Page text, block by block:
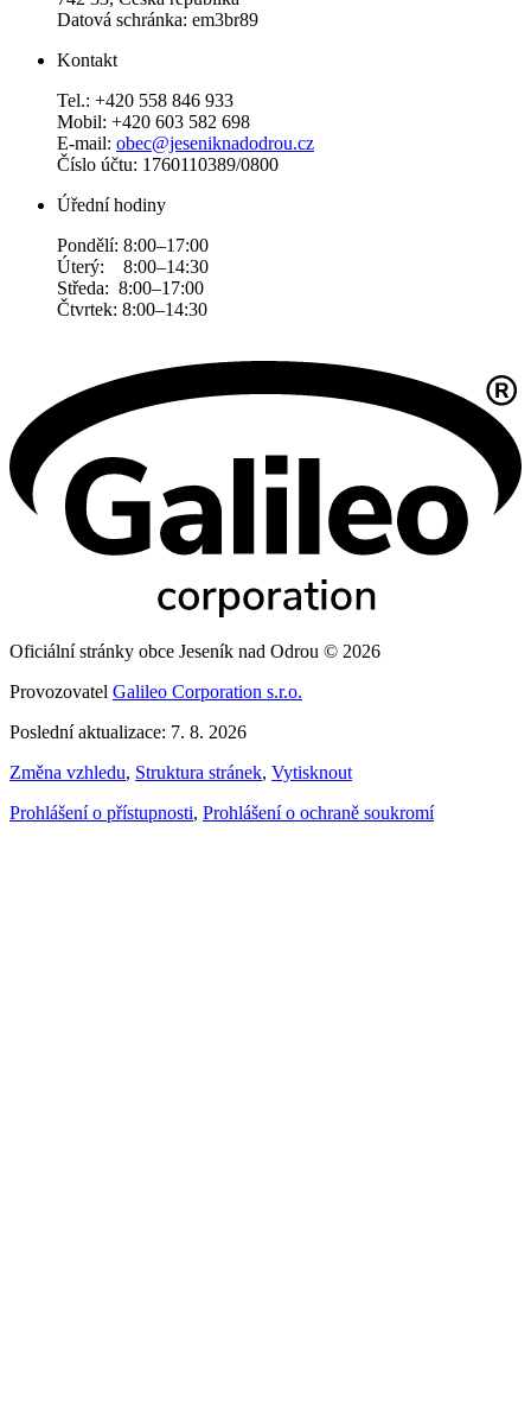
Datová schránka: em3br89
Kontakt
Tel.: +420 558 846 933
Mobil: +420 603 582 698
E-mail: obec@jeseniknadodrou.cz
Číslo účtu: 1760110389/0800
Úřední hodiny
Pondělí: 8:00–17:00
Úterý: 8:00–14:30
Středa: 8:00–17:00
Čtvrtek: 8:00–14:30
Oficiální stránky obce Jeseník nad Odrou © 2026
Provozovatel Galileo Corporation s.r.o.
Poslední aktualizace: 7. 8. 2026
Změna vzhledu, Struktura stránek, Vytisknout
Prohlášení o přístupnosti, Prohlášení o ochraně soukromí